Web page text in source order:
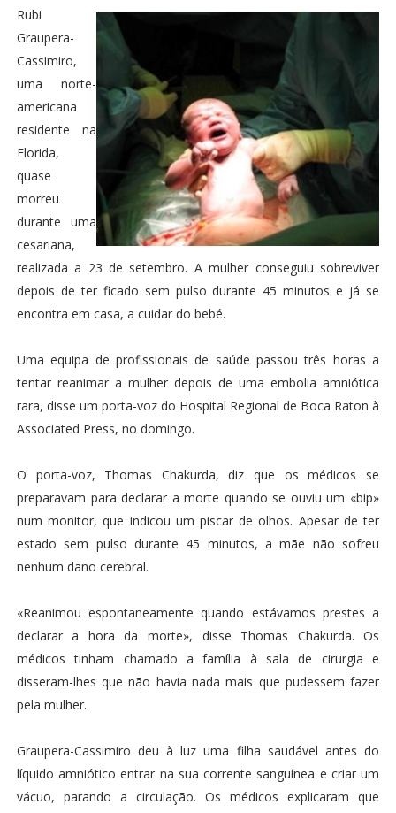
Rubi
Graupera-
Cassimiro,
uma norte-
americana
residente na
Florida,
quase
morreu
durante uma
cesariana,
realizada a 23 de setembro. A mulher conseguiu sobreviver
depois de ter ficado sem pulso durante 45 minutos e já se
encontra em casa, a cuidar do bebé.
Uma equipa de profissionais de saúde passou três horas a
tentar reanimar a mulher depois de uma embolia amniótica
rara, disse um porta-voz do Hospital Regional de Boca Raton à
Associated Press, no domingo.
O porta-voz, Thomas Chakurda, diz que os médicos se
preparavam para declarar a morte quando se ouviu um «bip»
num monitor, que indicou um piscar de olhos. Apesar de ter
estado sem pulso durante 45 minutos, a mãe não sofreu
nenhum dano cerebral.
«Reanimou espontaneamente quando estávamos prestes a
declarar a hora da morte», disse Thomas Chakurda. Os
médicos tinham chamado a família à sala de cirurgia e
disseram-lhes que não havia nada mais que pudessem fazer
pela mulher.
Graupera-Cassimiro deu à luz uma filha saudável antes do
líquido amniótico entrar na sua corrente sanguínea e criar um
vácuo, parando a circulação. Os médicos explicaram que